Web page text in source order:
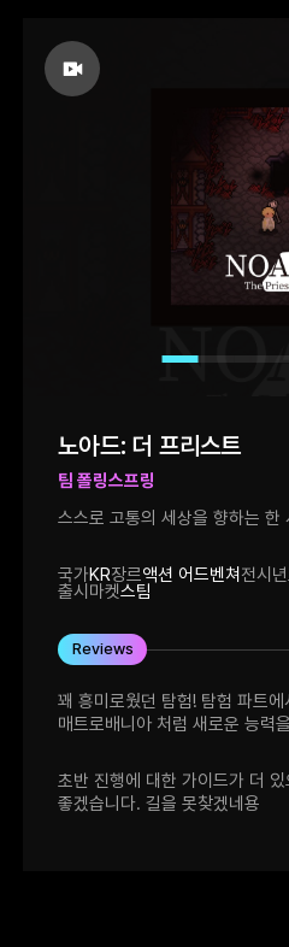
노아드: 더 프리스트
팀 폴링스프링
스스로 고통의 세상을 향하는 한
국가KR장르액션 어드벤쳐 전시
출시마켓스팀
Reviews
꽤 흥미로웠던 탐험! 탐험 파트에서
매트로배니아 처럼 새로운 능력
가시를 지나갈 수 있는 지식과 얻
무기의 스킬을 이용해 장애물을
것이 굉장히 흥미로웠고 맵을 밝
초반 진행에 대한 가이드가 더 있
좋겠습니다. 길을 못찾겠네용